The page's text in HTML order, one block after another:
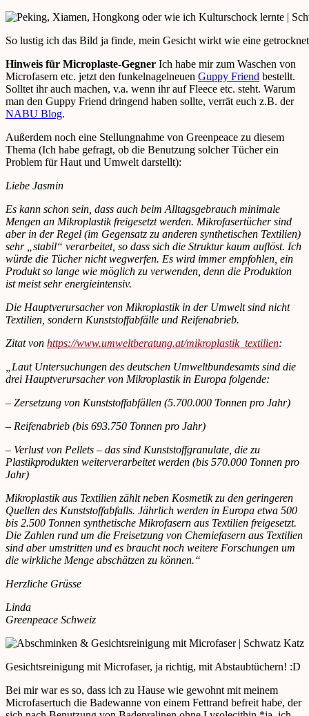
So lustig ich das Bild ja finde, mein Gesicht wirkt wie eine
Hinweis für Microplaste-Gegner Ich habe mir zum Waschen von
Microfasern etc. jetzt den funkelnagelneuen Guppy Friend bestellt.
Solltet ihr auch machen, v.a. wenn ihr auf Fleece etc. steht. Warum
man den Guppy Friend dringend haben sollte, verrät euch z.B. der
NABU Blog.
Außerdem noch eine Stellungnahme von Greenpeace zu diesem
Thema (Ich habe gefragt, ob die Benutzung solcher Tücher ein
Problem für Haut und Umwelt darstellt):
Liebe Jasmin
Es kann schon sein, dass auch beim Alltagsgebrauch minimale
Mengen an Mikroplastik freigesetzt werden. Mikrofasertücher sind
aber in der Regel (im Gegensatz zu anderen synthetischen Textilien)
sehr „stabil“ verarbeitet, so dass sich die Struktur kaum auflöst. Ich
würde die Tücher nicht wegwerfen. Es wird immer empfohlen, ein
Produkt so lange wie möglich zu verwenden, denn die Produktion
ist meist sehr energieintensiv.
Die Hauptverursacher von Mikroplastik in der Umwelt sind nicht
Textilien, sondern Kunststoffabfälle und Reifenabrieb.
Zitat von https://www.umweltberatung.at/mikroplastik_textilien:
„Laut Untersuchungen des deutschen Umweltbundesamts sind die
drei Hauptverursacher von Mikroplastik in Europa folgende:
– Zersetzung von Kunststoffabfällen (5.700.000 Tonnen pro Jahr)
– Reifenabrieb (bis 693.750 Tonnen pro Jahr)
– Verlust von Pellets – das sind Kunststoffgranulate, die zu
Plastikprodukten weiterverarbeitet werden (bis 570.000 Tonnen pro
Jahr)
Mikroplastik aus Textilien zählt neben Kosmetik zu den geringeren
Quellen des Kunststoffabfalls. Jährlich werden in Europa etwa 500
bis 2.500 Tonnen synthetische Mikrofasern aus Textilien freigesetzt.
Die Zahlen rund um die Freisetzung von Chemiefasern aus Textilien
sind aber umstritten und es braucht noch weitere Forschungen um
die wirkliche Menge abschätzen zu können.“
Herzliche Grüsse
Linda
Greenpeace Schweiz
Gesichtsreinigung mit Microfaser, ja richtig, mit Abstaubtüchern! :D
Bei mir war es so, dass ich zu Hause wie gewohnt mit meinem
Microfasertuch die Badewanne von einem Fettrand befreit habe, der